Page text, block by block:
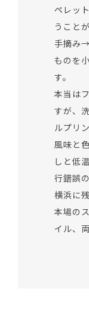
ペレッ
うこと
手摘み
ものを
す。
本当は
すが、
ルプリ
風味と
しと低
行錯誤
横浜に
本場の
イル、